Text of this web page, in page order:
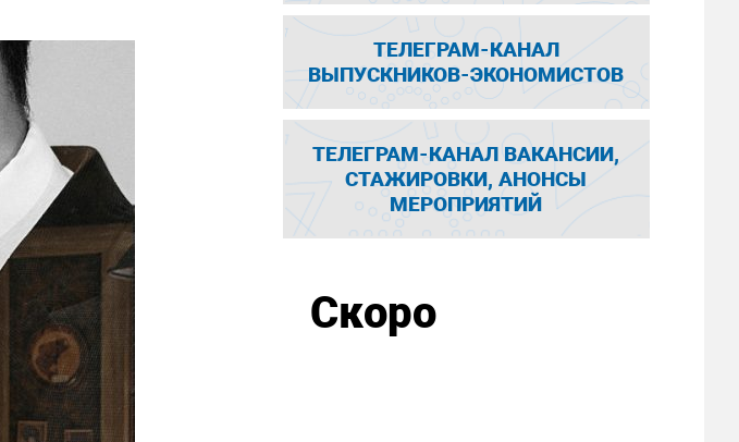
ТЕЛЕГРАМ-КАНАЛ
ВЫПУСКНИКОВ-ЭКОНОМИСТОВ
ТЕЛЕГРАМ-КАНАЛ ВАКАНСИИ,
СТАЖИРОВКИ, АНОНСЫ
МЕРОПРИЯТИЙ
Скоро